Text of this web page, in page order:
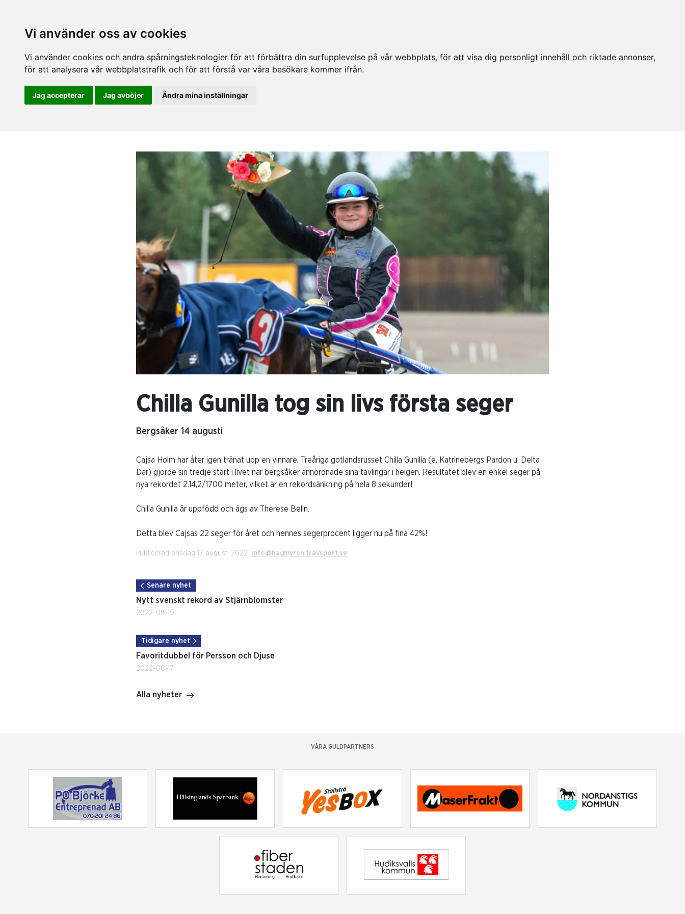
Vi använder oss av cookies
Vi använder cookies och andra spårningsteknologier för att förbättra din surfupplevelse på vår webbplats, för att visa dig personligt innehåll och riktade annonser,
för att analysera vår webbplatstrafik och för att förstå var våra besökare kommer ifrån.
Jag accepterar Jag avböjer Ändra mina inställningar
Chilla Gunilla tog sin livs första seger
Bergsåker 14 augusti
Cajsa Holm har åter igen tränat upp en vinnare. Treåriga gotlandsrusset Chilla Gunilla (e. Katrinebergs Pardon u. Delta
Dar) gjorde sin tredje start i livet när bergsåker annordnade sina tävlingar i helgen. Resultatet blev en enkel seger på
nya rekordet 2.14,2/1700 meter, vilket är en rekordsänkning på hela 8 sekunder!
Chilla Gunilla är uppfödd och ägs av Therese Belin.
Detta blev Cajsas 22 seger för året och hennes segerprocent ligger nu på fina 42%!
Publicerad onsdag 17 augusti 2022. info@hagmyren.travsport.se
Senare nyhet
Nytt svenskt rekord av Stjärnblomster
2022-08-19
Tidigare nyhet
Favoritdubbel för Persson och Djuse
2022-08-17
Alla nyheter
VÅRA GULDPARTNERS